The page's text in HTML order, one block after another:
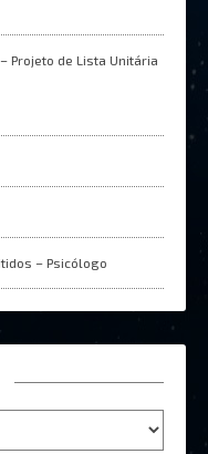
Projeto de Lista Unitária
– Psicólogo